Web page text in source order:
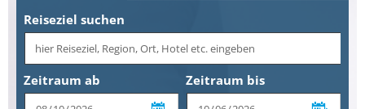
Reiseziel suchen
Zeitraum ab Zeitraum bis